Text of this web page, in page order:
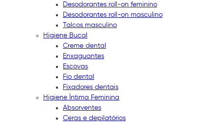
Desodorantes roll-on feminino
Desodorantes roll-on masculino
Talcos masculino
Higiene Bucal
Creme dental
Enxaguantes
Escovas
Fio dental
Fixadores dentais
Higiene Íntima Feminina
Absorventes
Ceras e depilatórios